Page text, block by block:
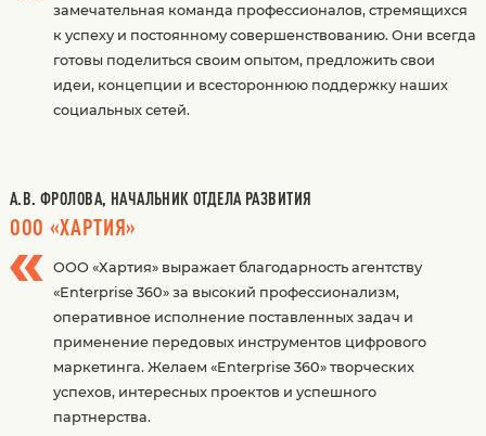
замечательная команда профессионалов, стремящихся
к успеху и постоянному совершенствованию. Они всегда
готовы поделиться своим опытом, предложить свои
идеи, концепции и всестороннюю поддержку наших
социальных сетей.
А.В. ФРОЛОВА, НАЧАЛЬНИК ОТДЕЛА РАЗВИТИЯ
ООО «ХАРТИЯ»
ООО «Хартия» выражает благодарность агентству
«Enterprise 360» за высокий профессионализм,
оперативное исполнение поставленных задач и
применение передовых инструментов цифрового
маркетинга. Желаем «Enterprise 360» творческих
успехов, интересных проектов и успешного
партнерства.